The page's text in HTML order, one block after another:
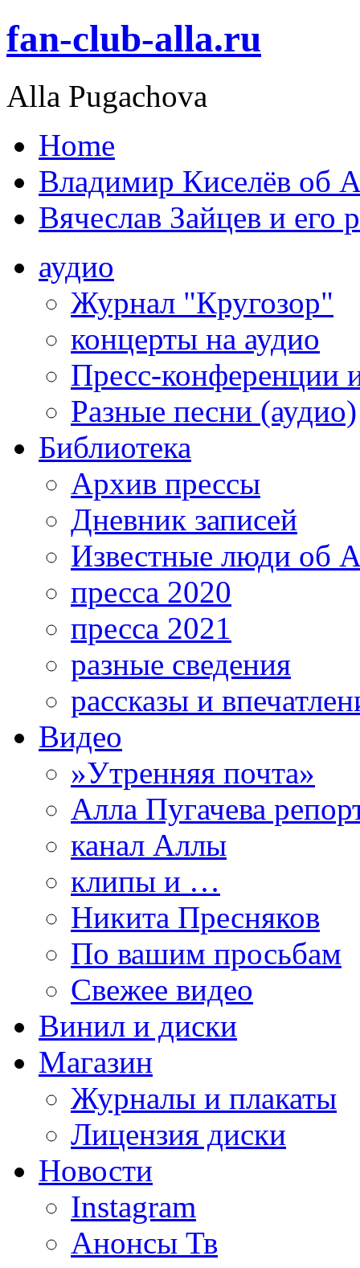
fan-club-alla.ru
Alla Pugachova
Home
Владимир Киселёв об
Вячеслав Зайцев и его
аудио
Журнал "Кругозор"
концерты на аудио
Пресс-конференции
Разные песни (аудио)
Библиотека
Архив прессы
Дневник записей
Известные люди об
пресса 2020
пресса 2021
разные сведения
рассказы и
Видео
»Утренняя почта»
Алла Пугачева
канал Аллы
клипы и …
Никита Пресняков
По вашим просьбам
Свежее видео
Винил и диски
Магазин
Журналы и плакаты
Лицензия диски
Новости
Instagram
Анонсы Тв